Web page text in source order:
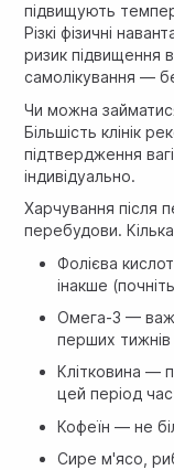
підвищують
Різкі фізичні
ризик підвищення
самолікування —
Чи можна
Більшість клінік
підтвердження
індивідуально.
Харчування після
перебудови.
Фолієва
інакше
Омега-3 —
перших тижнів
Клітковина —
цей період
Кофеїн — не
Сире м'ясо,